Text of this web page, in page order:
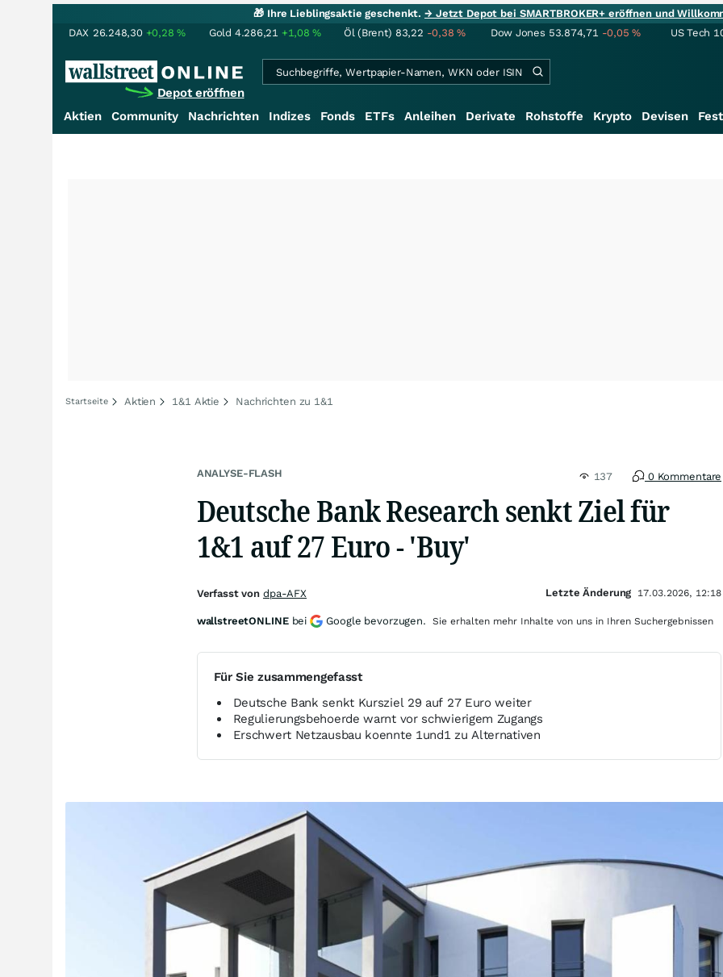
🎁 Ihre Lieblingsaktie geschenkt.→ Jetzt Depot bei SMARTBROKER+ eröffnen und
DAX 26.248,30 +0,28% Gold 4.286,21 +1,08% Öl (Brent) 83,22 -0,38% Dow Jones 53.874,71 -0,05% US Tech
Depot eröffnen
Aktien
Community Nachrichten Indizes Fonds ETFs Anleihen Derivate Rohstoffe Krypto Devisen
Startseite Aktien 1&1 Aktie Nachrichten zu 1&1
ANALYSE-FLASH 137 0 Kommentare
Deutsche Bank Research senkt Ziel für
1&1 auf 27 Euro - 'Buy'
Für Sie zusammengefasst
Deutsche Bank senkt Kursziel 29 auf 27 Euro weiter
Regulierungsbehoerde warnt vor schwierigem Zugangs
Erschwert Netzausbau koennte 1und1 zu Alternativen
Verfasst von dpa-AFX Letzte Änderung 17.03.2026, 12:18
wallstreetONLINE bei Google bevorzugen. Sie erhalten mehr Inhalte von uns in Ihren Suchergebnissen